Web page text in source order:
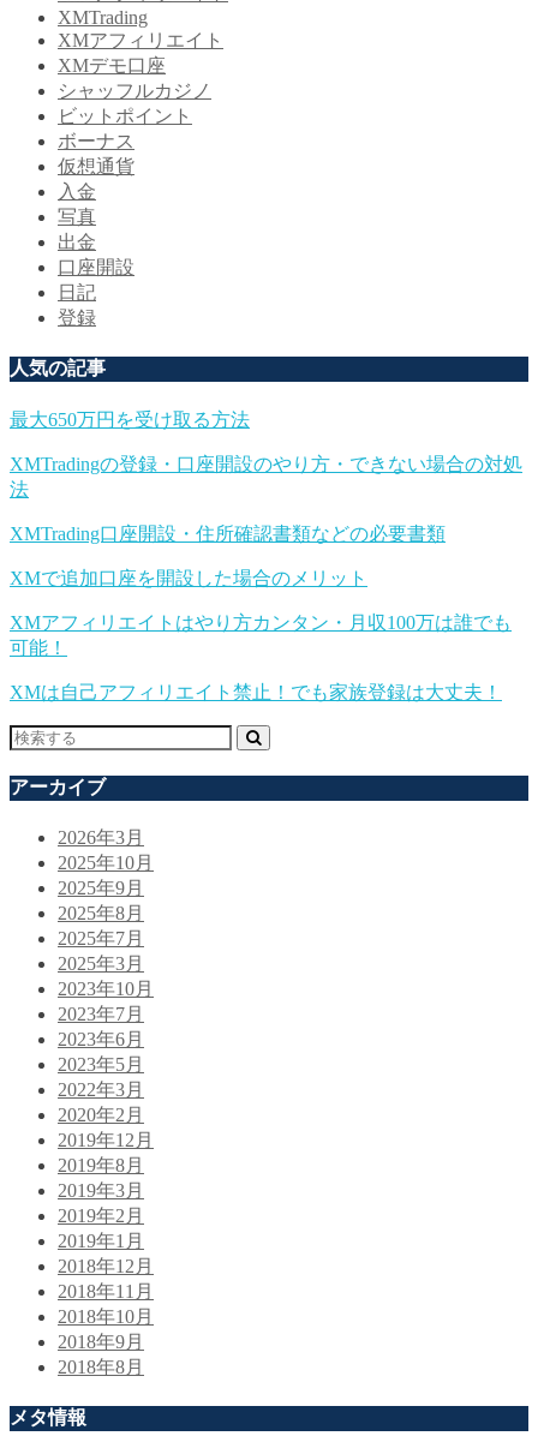
XMTrading
XMアフィリエイト
XMデモ口座
シャッフルカジノ
ビットポイント
ボーナス
仮想通貨
入金
写真
出金
口座開設
日記
登録
人気の記事
最大650万円を受け取る方法
XMTradingの登録・口座開設のやり方・できない場合の対処
法
XMTrading口座開設・住所確認書類などの必要書類
XMで追加口座を開設した場合のメリット
XMアフィリエイトはやり方カンタン・月収100万は誰でも
可能！
XMは自己アフィリエイト禁止！でも家族登録は大丈夫！
アーカイブ
2026年3月
2025年10月
2025年9月
2025年8月
2025年7月
2025年3月
2023年10月
2023年7月
2023年6月
2023年5月
2022年3月
2020年2月
2019年12月
2019年8月
2019年3月
2019年2月
2019年1月
2018年12月
2018年11月
2018年10月
2018年9月
2018年8月
メタ情報